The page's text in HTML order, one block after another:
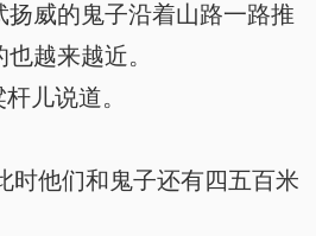
扬威的鬼子沿着山路一路推
越来越近。
儿说道。
他们和鬼子还有四五百米